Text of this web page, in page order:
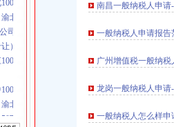
北800万 （进出口权）
司 渝九1000万 （增资）
）
万 （工商注册）
万 （进出口权）
北100万 （进出口权）
万 （工商注册）
工商注册）
南昌一般纳税人申请
一般纳税人申请报
广州增值税一般纳
龙岗一般纳税人申请
一般纳税人怎么样